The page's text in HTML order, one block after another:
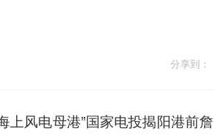
分享到：
风电母港”国家电投揭阳港前詹